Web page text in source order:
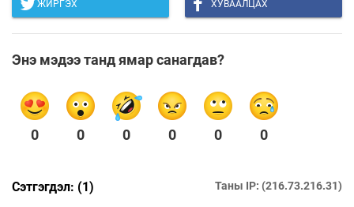
ЖИРГЭХ ХУВААЛЦАХ
Энэ мэдээ танд ямар санагдав?
0 0 0 0 0 0
Сэтгэгдэл: (1) Таны IP: (216.73.216.31)